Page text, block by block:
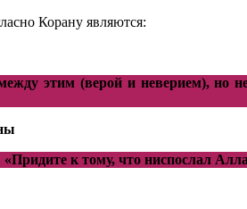
Корану являются:
этим (верой и неверием), но
«Придите к тому, что ниспослал